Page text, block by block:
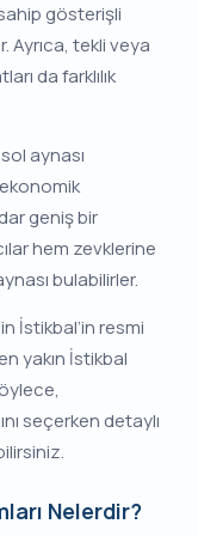
gösterişli
Ayrıca, tekli veya
da farklılık
aynası
geniş bir
hem zevklerine
bulabilirler.
İstikbal’in resmi
yakın İstikbal
seçerken detaylı
Nelerdir?